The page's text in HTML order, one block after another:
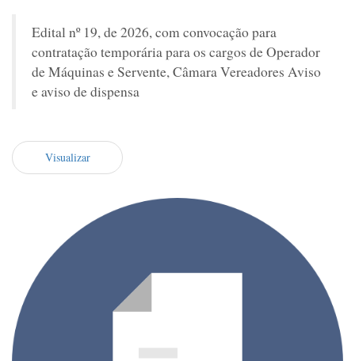
Edital nº 19, de 2026, com convocação para
contratação temporária para os cargos de Operador
de Máquinas e Servente, Câmara Vereadores Aviso
e aviso de dispensa
Visualizar